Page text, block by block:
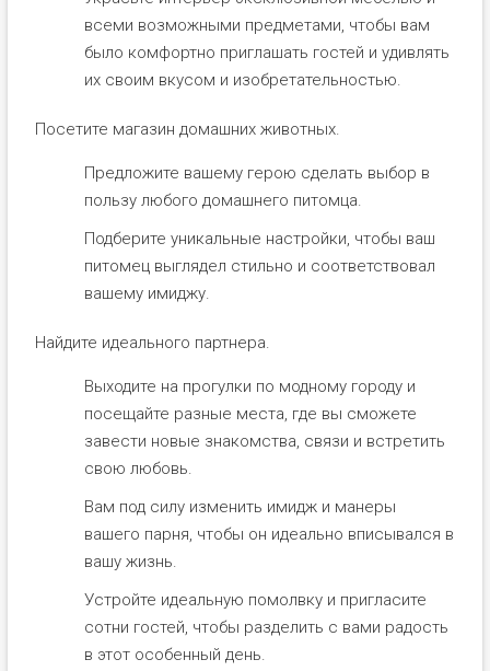
всеми возможными предметами, чтобы вам
было комфортно приглашать гостей и удивлять
их своим вкусом и изобретательностью.
Посетите магазин домашних животных.
Предложите вашему герою сделать выбор в
пользу любого домашнего питомца.
Подберите уникальные настройки, чтобы ваш
питомец выглядел стильно и соответствовал
вашему имиджу.
Найдите идеального партнера.
Выходите на прогулки по модному городу и
посещайте разные места, где вы сможете
завести новые знакомства, связи и встретить
свою любовь.
Вам под силу изменить имидж и манеры
вашего парня, чтобы он идеально вписывался в
вашу жизнь.
Устройте идеальную помолвку и пригласите
сотни гостей, чтобы разделить с вами радость
в этот особенный день.